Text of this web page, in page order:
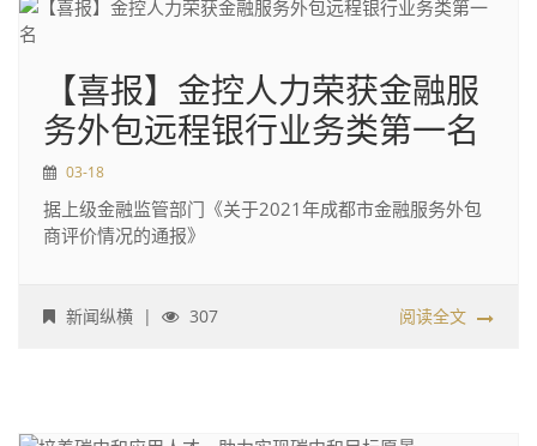
【喜报】金控人力荣获金融服
务外包远程银行业务类第一名
03-18
据上级金融监管部门《关于2021年成都市金融服务外包
商评价情况的通报》
新闻纵横 | 307 阅读全文